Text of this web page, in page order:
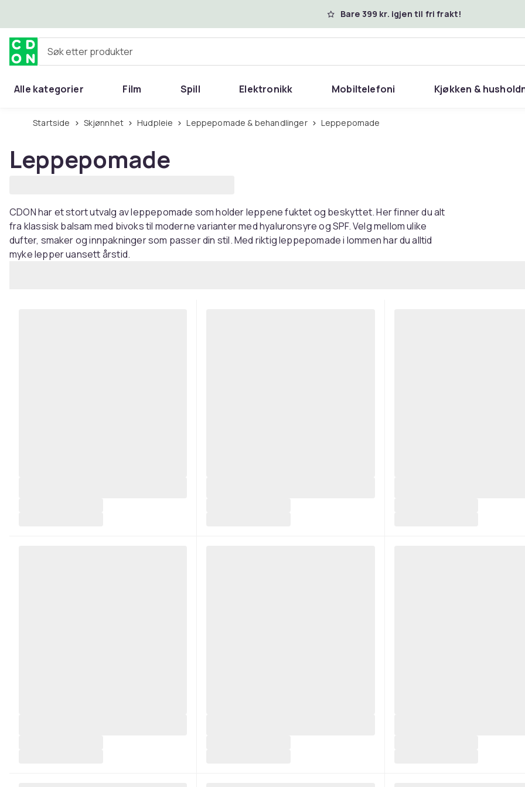
Bare 399 kr. igjen til fri frakt!
Søk etter produkter
Alle kategorier Film Spill Elektronikk Mobiltelefoni Kjøkken &
Startside Skjønnhet Hudpleie Leppepomade & behandlinger Leppepomade
Leppepomade
CDON har et stort utvalg av leppepomade som holder leppene fuktet og beskyttet. Her finner du alt
fra klassisk balsam med bivoks til moderne varianter med hyaluronsyre og SPF. Velg mellom ulike
dufter, smaker og innpakninger som passer din stil. Med riktig leppepomade i lommen har du alltid
myke lepper uansett årstid.